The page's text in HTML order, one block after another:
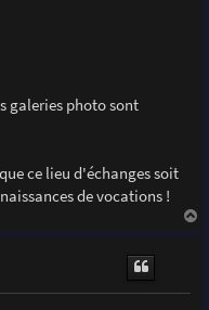
galeries photo sont
ce lieu d'échanges soit
de vocations !